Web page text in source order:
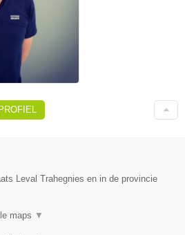
Leval Trahegnies en in de provincie
maps ▼